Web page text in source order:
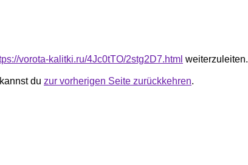
vorota-kalitki.ru/4Jc0tTO/2stg2D7.html weiterzuleiten.
du zur vorherigen Seite zurückkehren.